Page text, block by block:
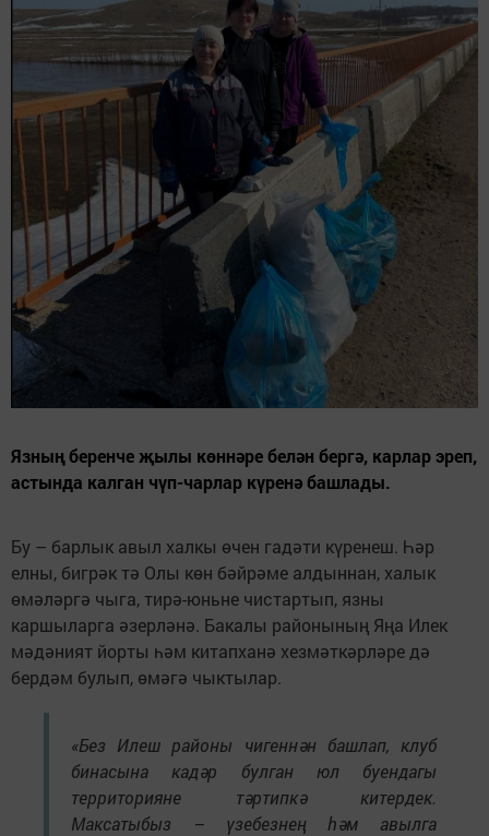
Язның беренче җылы көннәре белән бергә, карлар эреп,
астында калган чүп-чарлар күренә башлады.
Бу – барлык авыл халкы өчен гадәти күренеш. Һәр
елны, бигрәк тә Олы көн бәйрәме алдыннан, халык
өмәләргә чыга, тирә-юньне чистартып, язны
каршыларга әзерләнә. Бакалы районының Яңа Илек
мәдәният йорты һәм китапханә хезмәткәрләре дә
бердәм булып, өмәгә чыктылар.
«Без Илеш районы чигеннән башлап, клуб
бинасына кадәр булган юл буендагы
территорияне тәртипкә китердек.
Максатыбыз – үзебезнең һәм авылга